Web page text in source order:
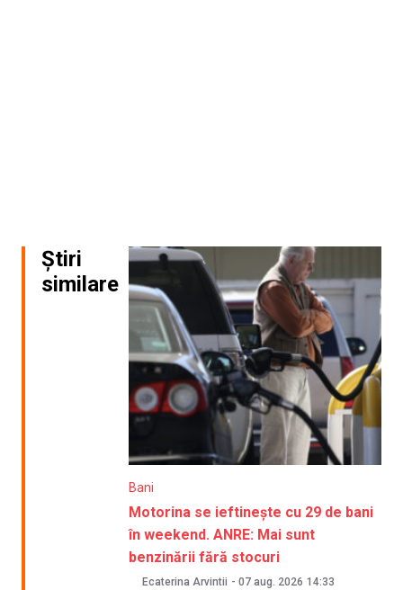
Știri
similare
Bani
Motorina se ieftinește cu 29 de bani
în weekend. ANRE: Mai sunt
benzinării fără stocuri
Ecaterina Arvintii - 07 aug. 2026 14:33